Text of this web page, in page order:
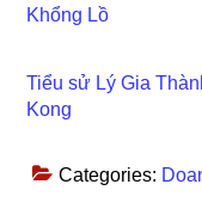
Khổng Lồ
Tiểu sử Lý Gia
Kong
Categories: